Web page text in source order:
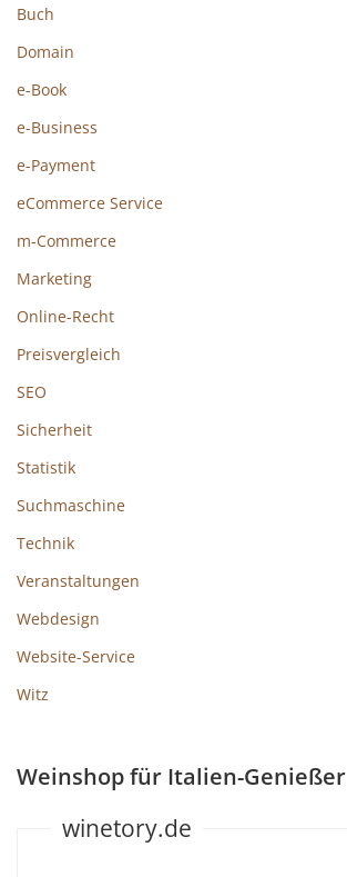
Buch
Domain
e-Book
e-Business
e-Payment
eCommerce Service
m-Commerce
Marketing
Online-Recht
Preisvergleich
SEO
Sicherheit
Statistik
Suchmaschine
Technik
Veranstaltungen
Webdesign
Website-Service
Witz
Weinshop für Italien-Genießer
winetory.de